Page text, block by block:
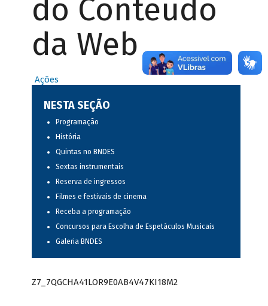
do Conteúdo
da Web
Ações
NESTA SEÇÃO
Programação
História
Quintas no BNDES
Sextas instrumentais
Reserva de ingressos
Filmes e festivais de cinema
Receba a programação
Concursos para Escolha de Espetáculos Musicais
Galeria BNDES
Z7_7QGCHA41LOR9E0AB4V47KI18M2